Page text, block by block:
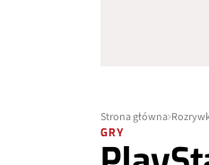
Strona główna
GRY